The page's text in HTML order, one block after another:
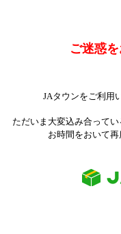
ご迷惑
JAタウンをご利用
ただいま大変込み合って
お時間をおいて